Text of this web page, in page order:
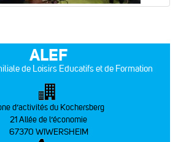
ALEF
de Loisirs Educatifs et de Formation
d’activités du Kochersberg
21 Allée de l’économie
67370 WIWERSHEIM